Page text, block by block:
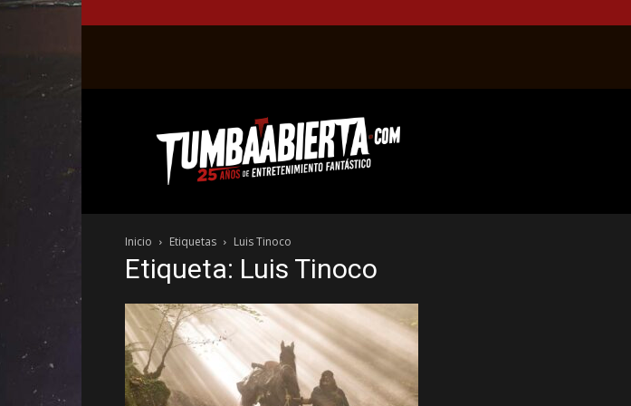
web
del
entretenimiento
el
género
fantástico.
Inicio Etiquetas Luis Tinoco
Etiqueta: Luis Tinoco